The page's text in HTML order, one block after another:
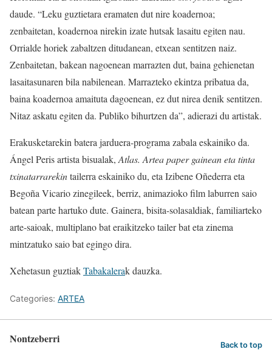
daude. “Leku guztietara eramaten dut nire koadernoa;
zenbaitetan, koadernoa nirekin izate hutsak lasaitu egiten nau.
Orrialde horiek zabaltzen ditudanean, etxean sentitzen naiz.
Zenbaitetan, bakean nagoenean marrazten dut, baina gehienetan
lasaitasunaren bila nabilenean. Marrazteko ekintza pribatua da,
baina koadernoa amaituta dagoenean, ez dut nirea denik sentitzen.
Nitaz askatu egiten da. Publiko bihurtzen da”, adierazi du artistak.
Erakusketarekin batera jarduera-programa zabala eskainiko da.
Ángel Peris artista bisualak,Atlas. Artea paper gainean eta tinta
txinatarrarekintailerra eskainiko du, eta Izibene Oñederra eta
Begoña Vicario zinegileek, berriz, animazioko film laburren saio
batean parte hartuko dute. Gainera, bisita-solasaldiak, familiarteko
arte-saioak, multiplano bat eraikitzeko tailer bat eta zinema
mintzatuko saio bat egingo dira.
Xehetasun guztiakTabakalerak dauzka.
Categories: ARTEA
Nontzeberri Back to top